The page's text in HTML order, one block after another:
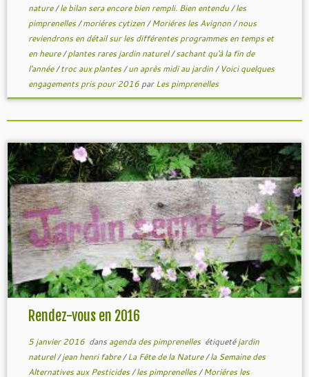
nature/le bilan sera encore bien rempli. Bien entendu/les
pimprenelles/moriéres cytizen/Moriéres les Avignon/nous
reviendrons en détail sur les différentes programmes en temps et
en heure/plantes rares jardin naturel/sachant qu'à la fin de
l'année/troc aux plantes/un après midi au jardin/ Voici quelques
engagements pris pour 2016 parLes pimprenelles
Rendez-vous en 2016
5 janvier 2016dans agenda des pimprenelles étiquetéjardin
naturel/jean henri fabre/La Fête de la Nature/la Semaine des
Alternatives aux Pesticides/les pimprenelles/Moriéres les